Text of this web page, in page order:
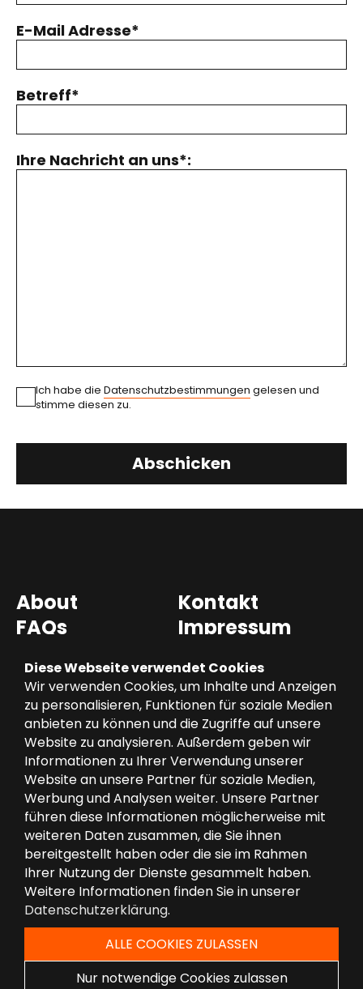
E-Mail Adresse*
Betreff*
Ihre Nachricht an uns*:
Ich habe die Datenschutzbestimmungen gelesen und
stimme diesen zu.
Abschicken
About
Kontakt
FAQs
Impressum
Heizung-Sanitär Klaß GmbH
An der Kälberweide 14a
82299 Türkenfeld
08193/32330-0
info@heizung-klass.de
Diese Webseite verwendet Cookies
Wir verwenden Cookies, um Inhalte und Anzeigen
zu personalisieren, Funktionen für soziale Medien
anbieten zu können und die Zugriffe auf unsere
Website zu analysieren. Außerdem geben wir
Informationen zu Ihrer Verwendung unserer
Website an unsere Partner für soziale Medien,
Werbung und Analysen weiter. Unsere Partner
führen diese Informationen möglicherweise mit
weiteren Daten zusammen, die Sie ihnen
bereitgestellt haben oder die sie im Rahmen
Ihrer Nutzung der Dienste gesammelt haben.
Weitere Informationen finden Sie in unserer
Datenschutzerklärung.
ALLE COOKIES ZULASSEN
Nur notwendige Cookies zulassen